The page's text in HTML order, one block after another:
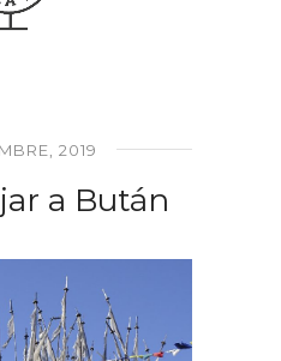
2019
a Bután